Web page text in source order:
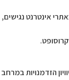
אינטרנט נגישים,
הזדמנויות במרחב